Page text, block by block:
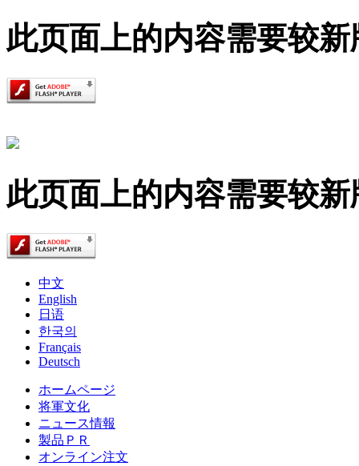
此页面上的内容需要较
此页面上的内容需要较
中文
English
日语
한국의
Français
Deutsch
ホームページ
将軍文化
ニュース情報
製品ＰＲ
オンライン注文